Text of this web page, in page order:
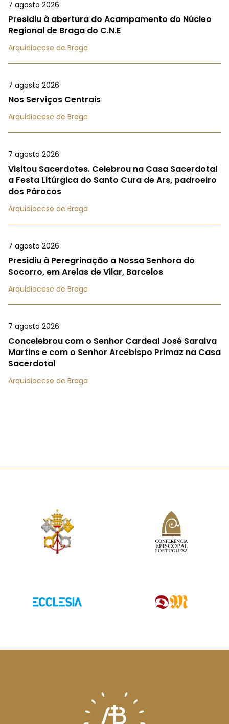
7 agosto 2026
Presidiu à abertura do Acampamento do Núcleo
Regional de Braga do C.N.E
Arquidiocese de Braga
7 agosto 2026
Nos Serviços Centrais
Arquidiocese de Braga
7 agosto 2026
Visitou Sacerdotes. Celebrou na Casa Sacerdotal
a Festa Litúrgica do Santo Cura de Ars, padroeiro
dos Párocos
Arquidiocese de Braga
7 agosto 2026
Presidiu à Peregrinação a Nossa Senhora do
Socorro, em Areias de Vilar, Barcelos
Arquidiocese de Braga
7 agosto 2026
Concelebrou com o Senhor Cardeal José Saraiva
Martins e com o Senhor Arcebispo Primaz na Casa
Sacerdotal
Arquidiocese de Braga